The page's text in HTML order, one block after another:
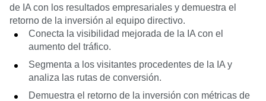
de IA con los resultados empresariales y demuestra el
retorno de la inversión al equipo directivo.
Conecta la visibilidad mejorada de la IA con el
aumento del tráfico.
Segmenta a los visitantes procedentes de la IA y
analiza las rutas de conversión.
Demuestra el retorno de la inversión con métricas de